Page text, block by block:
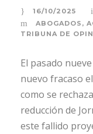
16/10/2025
ABOGADOS ,
TRIBUNA DE
El pasado
nuevo fracaso
como se
reducción de
este fallido